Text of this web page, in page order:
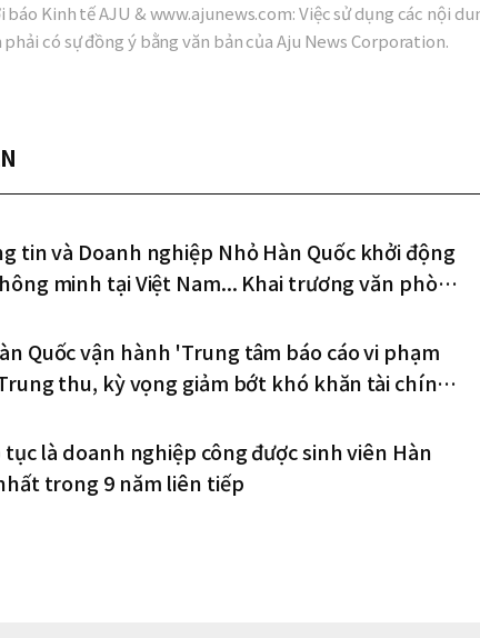
Kinh tế AJU & www.ajunews.com: Việc sử dụng các nội
có sự đồng ý bằng văn bản của Aju News Corporation.
tin và Doanh nghiệp Nhỏ Hàn Quốc khởi động
minh tại Việt Nam... Khai trương văn phòng
Quốc vận hành 'Trung tâm báo cáo vi phạm
thu, kỳ vọng giảm bớt khó khăn tài chính
là doanh nghiệp công được sinh viên Hàn
trong 9 năm liên tiếp